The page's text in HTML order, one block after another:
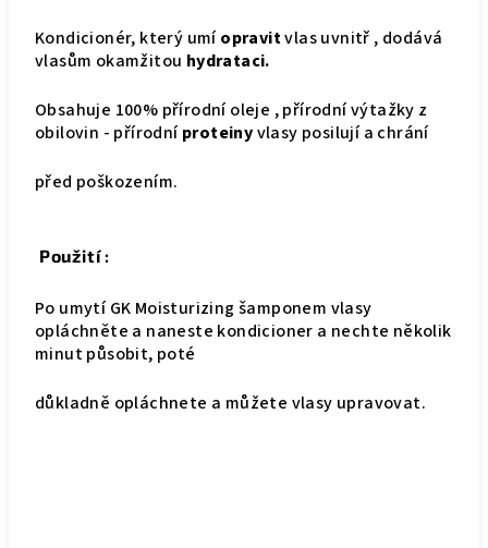
Kondicionér, který umíopravitvlas uvnitř , dodává
vlasům okamžitou hydrataci.
Obsahuje 100% přírodní oleje , přírodní výtažky z
obilovin - přírodníproteinyvlasy posilují a chrání
před poškozením.
Použití :
Po umytí GK Moisturizing šamponem vlasy
opláchněte a naneste kondicioner a nechte několik
minut působit, poté
důkladně opláchnete a můžete vlasy upravovat.